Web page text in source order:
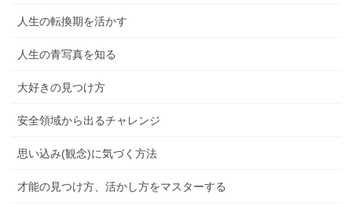
人生の転換期を活かす
人生の青写真を知る
大好きの見つけ方
安全領域から出るチャレンジ
思い込み(観念)に気づく方法
才能の見つけ方、活かし方をマスターする